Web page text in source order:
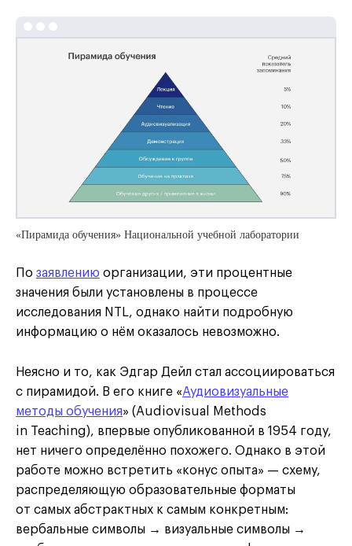
«Пирамида обучения» Национальной учебной лаборатории
По заявлению организации, эти процентные
значения были установлены в процессе
исследования NTL, однако найти подробную
информацию о нём оказалось невозможно.
Неясно и то, как Эдгар Дейл стал ассоциироваться
с пирамидой. В его книге «Аудиовизуальные
методы обучения» (Audiovisual Methods
in Teaching), впервые опубликованной в 1954 году,
нет ничего определённо похожего. Однако в этой
работе можно встретить «конус опыта» — схему,
распределяющую образовательные форматы
от самых абстрактных к самым конкретным:
вербальные символы → визуальные символы →